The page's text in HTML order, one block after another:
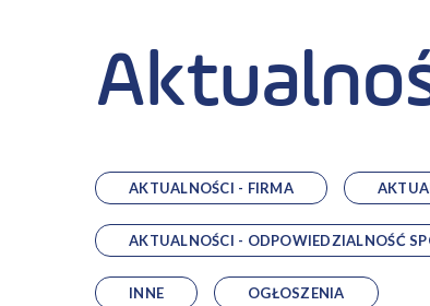
AKTUALNOŚCI - FIRMA
AKTUALNOŚCI - ODPOWIEDZIALNOŚĆ
INNE OGŁOSZENIA